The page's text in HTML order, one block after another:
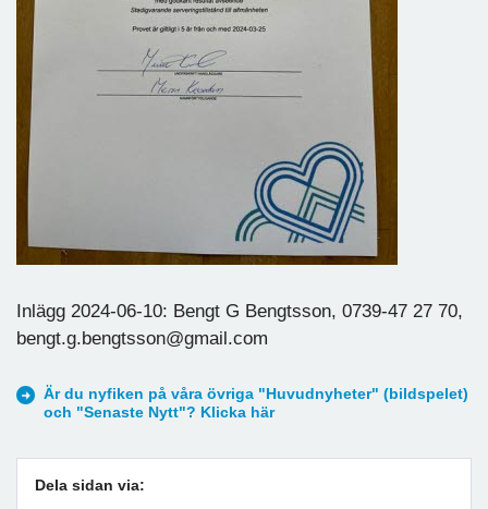
Inlägg 2024-06-10: Bengt G Bengtsson, 0739-47 27 70,
bengt.g.bengtsson@gmail.com
Är du nyfiken på våra övriga "Huvudnyheter" (bildspelet)
och "Senaste Nytt"? Klicka här
Dela sidan via: